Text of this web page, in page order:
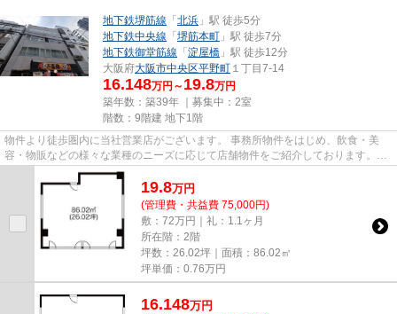
地下鉄堺筋線 「北浜 」駅 徒歩5分
地下鉄中央線 「堺筋本町 」駅 徒歩7分
地下鉄御堂筋線 「淀屋橋 」駅 徒歩12分
大阪府大阪市中央区平野町 １丁目7-14
16.148万円～ 19.8万円
築年数：築39年 ｜募集中： 2室
階数：9階建 地下1階
物件より徒歩圏内に当社営業店がございます。 事務所物件をはじめ、飲食・美
容・物販などの様々な業種のニーズに応じて店舗物件をご紹介しております。
尚、弊社ではおとり広告は一切...
19.8万円
(管理費・共益費 75,000円)
敷：72万円｜礼：1.1ヶ月
所在階：2階
坪数：26.02坪｜面積：86.02㎡
坪単価： 0.76万円
16.148万円